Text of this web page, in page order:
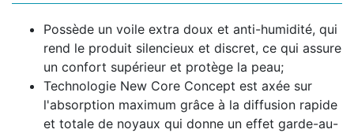
Possède un voile extra doux et anti-humidité, qui
rend le produit silencieux et discret, ce qui assure
un confort supérieur et protège la peau;
Technologie New Core Concept est axée sur
l'absorption maximum grâce à la diffusion rapide
et totale de noyaux qui donne un effet garde-au-